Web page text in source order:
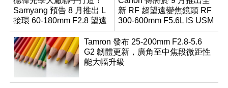
Samyang 預告 8 月推出 L
接環 60-180mm F2.8 望遠
變焦鏡
新 RF 超望遠變焦鏡頭 RF
300-600mm F5.6L IS USM
Tamron 發布 25-200mm F2.8-5.6
G2 韌體更新，廣角至中焦段微距性
能大幅升級